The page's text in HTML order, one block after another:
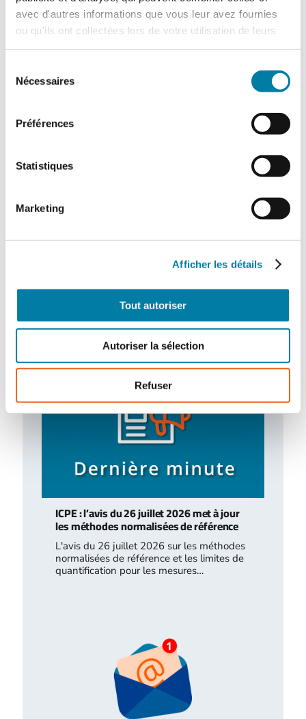
avec d'autres informations que vous leur avez fournies
ou qu'ils ont collectées lors de votre utilisation de leurs
Nécessaires
Préférences
Statistiques
Marketing
Afficher les détails
Tout autoriser
Autoriser la sélection
Refuser
L'arrêté du 16 juillet 2026, relatif au
traitement des déchets liquides dans
certaines installations relevant des
rubriques 2790 (traitement…
Drones de sécurité : décollage à la
une croissance hyper rapide, le marché
français des drones de sécurité commence
ICPE : l’avis du 26 juillet 2026 met à jour
les méthodes normalisées de référence
L'avis du 26 juillet 2026 sur les méthodes
normalisées de référence et les limites de
quantification pour les mesures…